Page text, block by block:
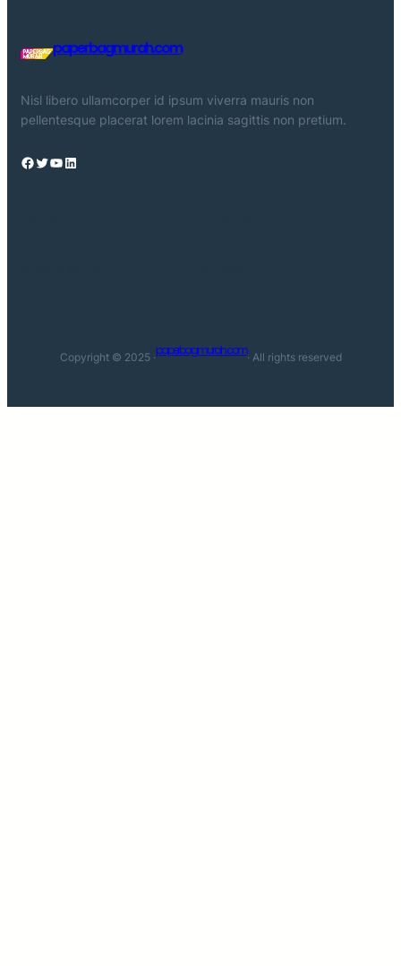
paperbagmurah.com
Nisl libero ullamcorper id ipsum viverra mauris non
pellentesque placerat lorem lacinia sagittis non pretium.
Facebook Twitter YouTube LinkedIn
Copyright © 2025 ·paperbagmurah.com· All rights reserved